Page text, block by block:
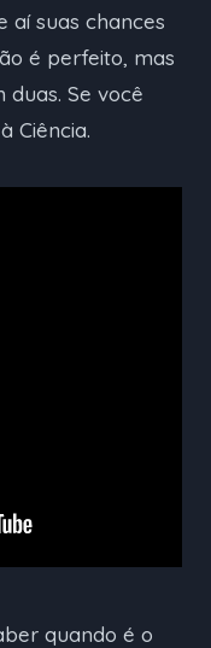
aí suas chances
é perfeito, mas
Se você
Ciência.
quando é o